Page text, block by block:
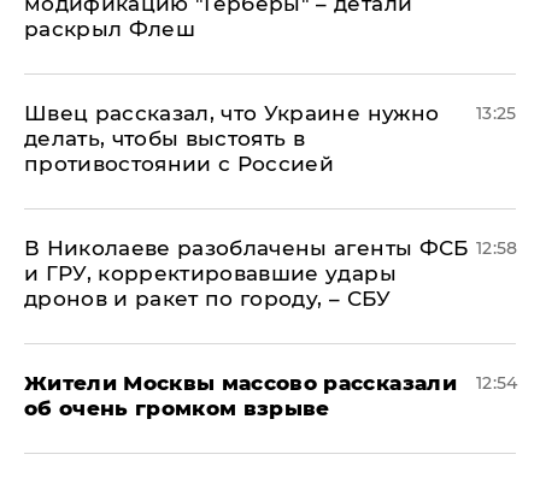
раскрыл Флеш
Швец рассказал, что Украине нужно
делать, чтобы выстоять в
противостоянии с Россией
13:25
В Николаеве разоблачены агенты ФСБ
и ГРУ, корректировавшие удары
дронов и ракет по городу, – СБУ
12:58
Жители Москвы массово рассказали
об очень громком взрыве
12:54